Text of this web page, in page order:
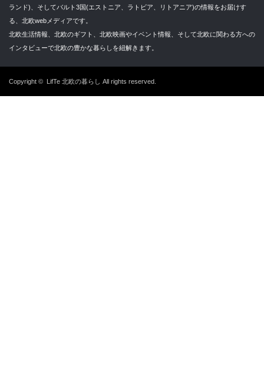
ランド)、そしてバルト3国(エストニア、ラトビア、リトアニア)の情報をお届けす
る、北欧webメディアです。
北欧生活情報、北欧のギフト、北欧映画やイベント情報、そして北欧に関わる方への
インタビューで北欧の豊かな暮らしを紐解きます。
Copyright © LifTe 北欧の暮らし All rights reserved.